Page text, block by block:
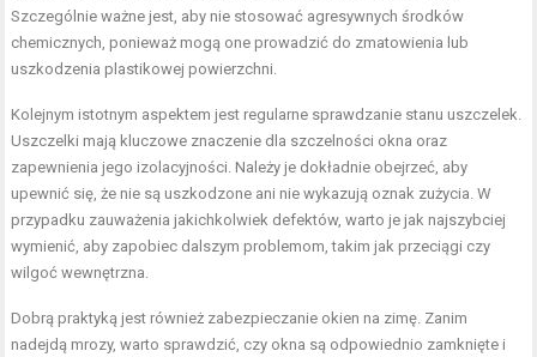
Szczególnie ważne jest, aby nie stosować agresywnych środków
chemicznych, ponieważ mogą one prowadzić do zmatowienia lub
uszkodzenia plastikowej powierzchni.
Kolejnym istotnym aspektem jest regularne sprawdzanie stanu uszczelek.
Uszczelki mają kluczowe znaczenie dla szczelności okna oraz
zapewnienia jego izolacyjności. Należy je dokładnie obejrzeć, aby
upewnić się, że nie są uszkodzone ani nie wykazują oznak zużycia. W
przypadku zauważenia jakichkolwiek defektów, warto je jak najszybciej
wymienić, aby zapobiec dalszym problemom, takim jak przeciągi czy
wilgoć wewnętrzna.
Dobrą praktyką jest również zabezpieczanie okien na zimę. Zanim
nadejdą mrozy, warto sprawdzić, czy okna są odpowiednio zamknięte i